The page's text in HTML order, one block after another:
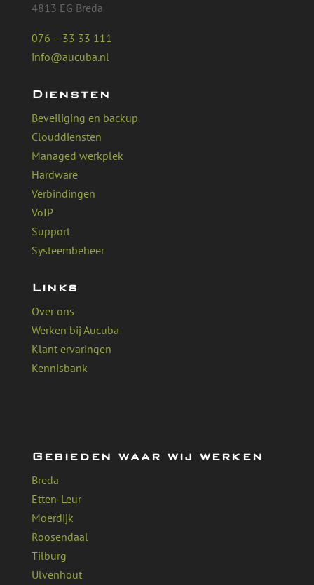
4813 EG Breda
076 – 33 33 111
info@aucuba.nl
Diensten
Beveiliging en backup
Clouddiensten
Managed werkplek
Hardware
Verbindingen
VoIP
Support
Systeembeheer
Links
Over ons
Werken bij Aucuba
Klant ervaringen
Kennisbank
Gebieden waar wij werken
Breda
Etten-Leur
Moerdijk
Roosendaal
Tilburg
Ulvenhout